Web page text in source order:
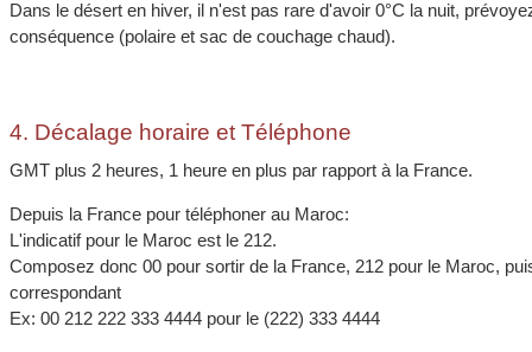
Dans le désert en hiver, il n'est pas rare d'avoir 0°C la nuit,
conséquence (polaire et sac de couchage chaud).
4. Décalage horaire et Téléphone
GMT plus 2 heures, 1 heure en plus par rapport à la France.
Depuis la France pour téléphoner au Maroc:
L'indicatif pour le Maroc est le 212.
Composez donc 00 pour sortir de la France, 212 pour le Maroc,
correspondant
Ex: 00 212 222 333 4444 pour le (222) 333 4444